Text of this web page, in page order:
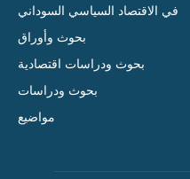
في الاقتصاد السياسي السوداني
بحوث وأوراق
بحوث ودراسات اقتصادية
بحوث ودراسات
مواضيع